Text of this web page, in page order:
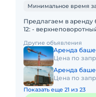
Минимальное время
Предлагаем в аренду
12: -
70м - высота подъема
Другие объявления
Аренда
Цена по
Аренда
Цена по
Показать еще 21 из 23